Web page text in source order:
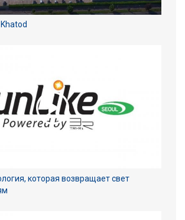
которая возвращает свет